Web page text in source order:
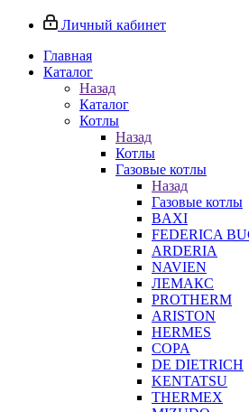
Личный кабинет
Главная
Каталог
Назад
Каталог
Котлы
Назад
Котлы
Газовые котлы
Назад
Газовые котлы
BAXI
FEDERICA
ARDERIA
NAVIEN
ЛЕМАКС
PROTHERM
ARISTON
HERMES
COPA
DE DIETRICH
KENTATSU
THERMEX